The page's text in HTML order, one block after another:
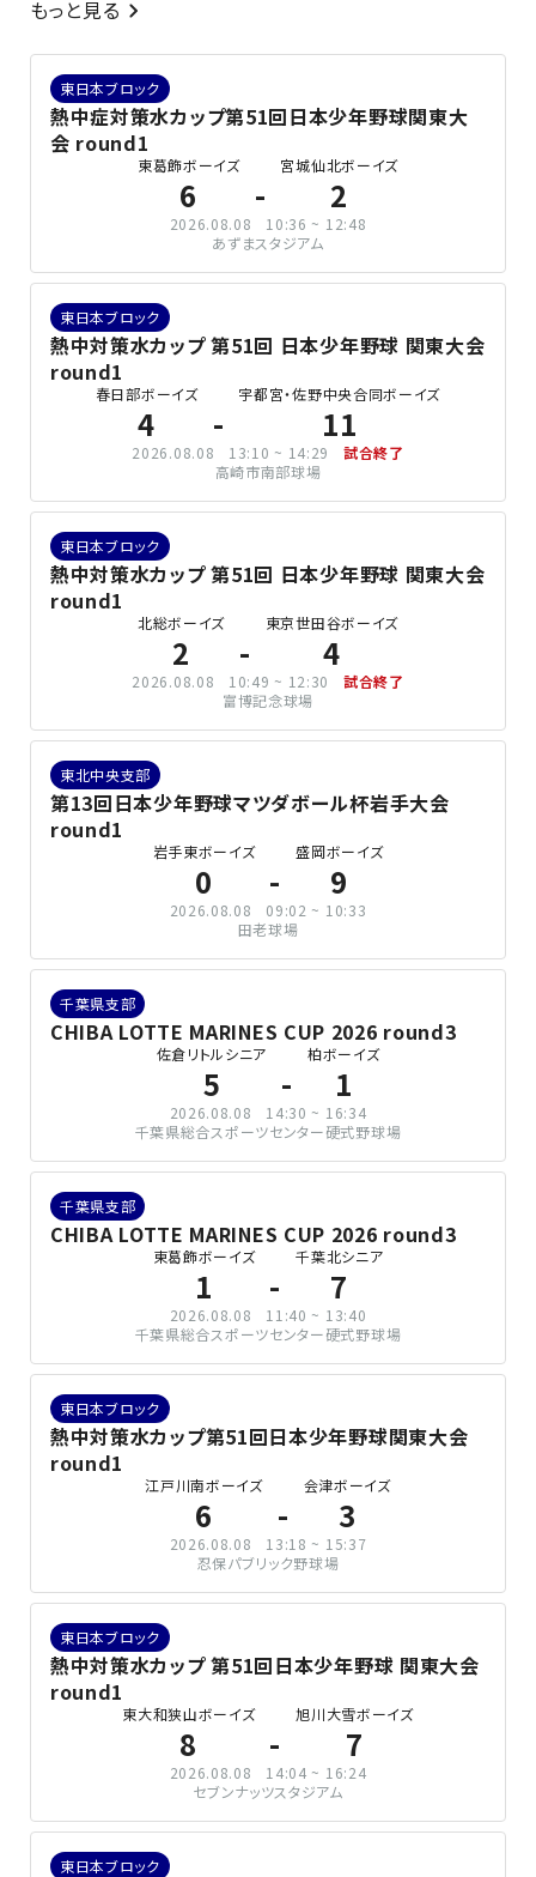
もっと見る
東日本ブロック
熱中症対策水カップ第51回日本少年野球関東大
会 round1
東葛飾ボーイズ
6
宮城仙北ボーイズ
2
2026.08.08
10:36 ~ 12:48
あずまスタジアム
東日本ブロック
熱中対策水カップ 第51回 日本少年野球 関東大会
round1
春日部ボーイズ
4
宇都宮・佐野中央合同ボーイズ
11
2026.08.08 13:10 ~ 14:29
試合終了
高崎市南部球場
東日本ブロック
熱中対策水カップ 第51回 日本少年野球 関東大会
round1
北総ボーイズ
2
東京世田谷ボーイズ
4
2026.08.08 10:49 ~ 12:30
試合終了
富博記念球場
東北中央支部
第13回日本少年野球マツダボール杯岩手大会
round1
岩手東ボーイズ
0
盛岡ボーイズ
9
2026.08.08
09:02 ~ 10:33
田老球場
千葉県支部
CHIBA LOTTE MARINES CUP 2026 round3
佐倉リトルシニア
5
柏ボーイズ
1
2026.08.08
14:30 ~ 16:34
千葉県総合スポーツセンター硬式野球場
千葉県支部
CHIBA LOTTE MARINES CUP 2026 round3
東葛飾ボーイズ
1
千葉北シニア
7
2026.08.08
11:40 ~ 13:40
千葉県総合スポーツセンター硬式野球場
東日本ブロック
熱中対策水カップ第51回日本少年野球関東大会
round1
江戸川南ボーイズ
6
会津ボーイズ
3
2026.08.08
13:18 ~ 15:37
忍保パブリック野球場
東日本ブロック
熱中対策水カップ 第51回日本少年野球 関東大会
round1
東大和狭山ボーイズ
8
旭川大雪ボーイズ
7
2026.08.08
14:04 ~ 16:24
セブンナッツスタジアム
東日本ブロック